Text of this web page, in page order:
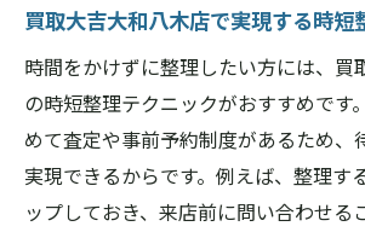
安心して依頼できる買取サービ
信頼できる買取大吉大和八
ポイント
買取大吉大和八木店で安心
由
口コミや実績で選ぶ買取大
買取大吉大和八木店で実現する時短
時間をかけずに整理したい方には、買
の時短整理テクニックがおすすめです
めて査定や事前予約制度があるため、
実現できるからです。例えば、整理す
ップしておき、来店前に問い合わせる